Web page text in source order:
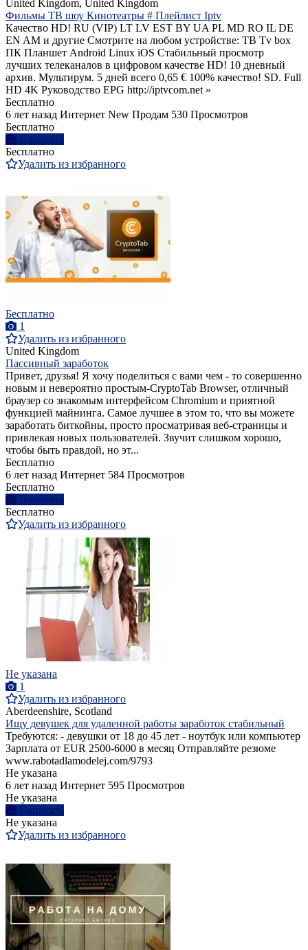
United Kingdom, United Kingdom
Фильмы ТВ шоу Кинотеатры # Плейлист Iptv
Качество HD! RU (VIP) LT LV EST BY UA PL MD RO IL DE
EN AM и другие Смотрите на любом устройстве: ТВ Tv box
ПК Планшет Android Linux iOS Стабильный просмотр
лучших телеканалов в цифровом качестве HD! 10 дневный
архив. Мультирум. 5 дней всего 0,65 € 100% качество! SD. Full
HD 4K Руководство EPG http://iptvcom.net »
Бесплатно
6 лет назад Интернет New Продам 530 Просмотров
Бесплатно
Написать
Бесплатно
Удалить из избранного
Бесплатно
1
Удалить из избранного
United Kingdom
Пассивный заработок
Привет, друзья! Я хочу поделиться с вами чем - то совершенно
новым и невероятно простым-CryptoTab Browser, отличный
браузер со знакомым интерфейсом Chromium и приятной
функцией майнинга. Самое лучшее в этом то, что вы можете
заработать биткойны, просто просматривая веб-страницы и
привлекая новых пользователей. Звучит слишком хорошо,
чтобы быть правдой, но эт...
Бесплатно
6 лет назад Интернет 584 Просмотров
Бесплатно
Написать
Бесплатно
Удалить из избранного
Не указана
1
Удалить из избранного
Aberdeenshire, Scotland
Ищу девушек для удаленной работы заработок стабильный
Требуются: - девушки от 18 до 45 лет - ноутбук или компьютер
Зарплата от EUR 2500-6000 в месяц Отправляйте резюме
www.rabotadlamodelej.com/9793
Не указана
6 лет назад Интернет 595 Просмотров
Не указана
Написать
Не указана
Удалить из избранного